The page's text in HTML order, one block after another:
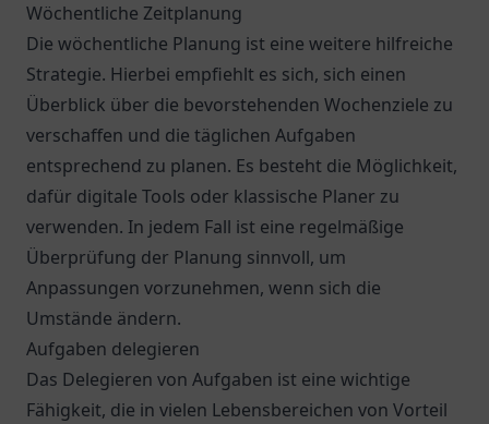
Wöchentliche Zeitplanung
Die wöchentliche Planung ist eine weitere hilfreiche
Strategie. Hierbei empfiehlt es sich, sich einen
Überblick über die bevorstehenden Wochenziele zu
verschaffen und die täglichen Aufgaben
entsprechend zu planen. Es besteht die Möglichkeit,
dafür digitale Tools oder klassische Planer zu
verwenden. In jedem Fall ist eine regelmäßige
Überprüfung der Planung sinnvoll, um
Anpassungen vorzunehmen, wenn sich die
Umstände ändern.
Aufgaben delegieren
Das Delegieren von Aufgaben ist eine wichtige
Fähigkeit, die in vielen Lebensbereichen von Vorteil